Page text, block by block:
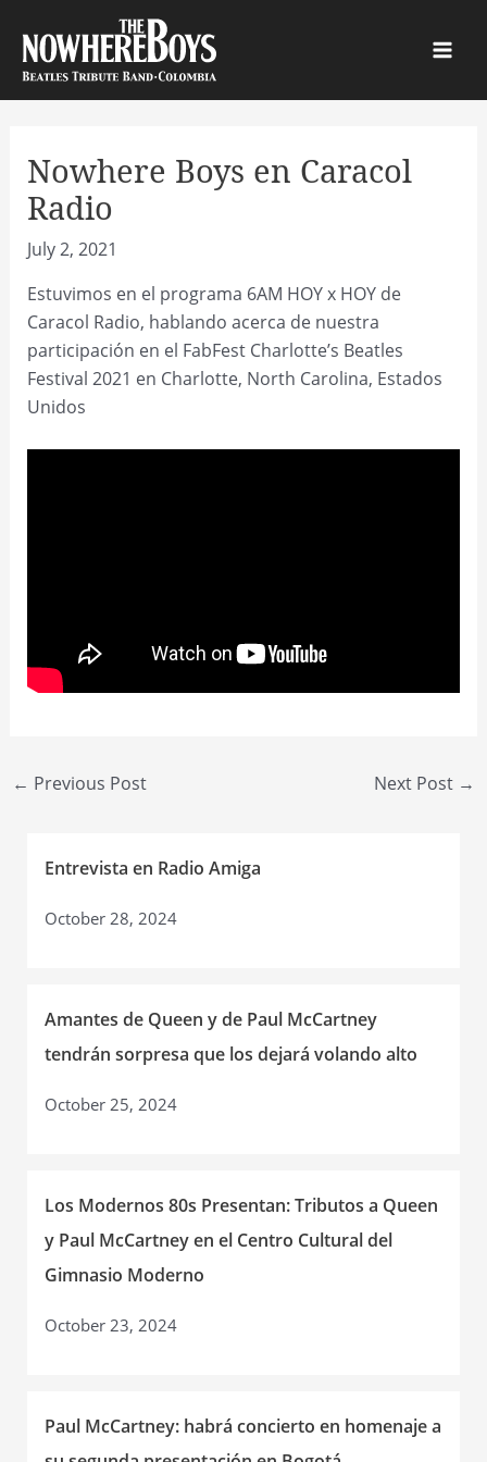
content
Nowhere Boys en Caracol
Radio
July 2, 2021
Estuvimos en el programa 6AM HOY x HOY de
Caracol Radio, hablando acerca de nuestra
participación en el FabFest Charlotte’s Beatles
Festival 2021 en Charlotte, North Carolina, Estados
Unidos
Post
← Previous Post Next Post →
Entrevista en Radio Amiga
October 28, 2024
Amantes de Queen y de Paul McCartney
tendrán sorpresa que los dejará volando alto
October 25, 2024
Los Modernos 80s Presentan: Tributos a Queen
y Paul McCartney en el Centro Cultural del
Gimnasio Moderno
October 23, 2024
Paul McCartney: habrá concierto en homenaje a